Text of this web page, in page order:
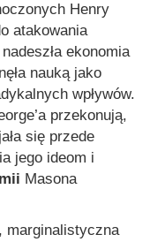
Henry
atakowania
ekonomia
nauką jako
wpływów.
przekonują,
się przede
jego ideom i
Masona
marginalistyczna